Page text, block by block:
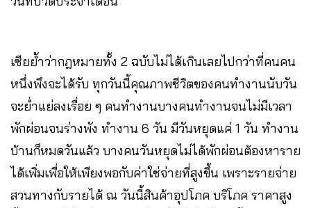
เซียย้ำว่ากฎหมายทั้ง 2 ฉบับไม่ได้เกินเลยไปกว่าที่คนคน
หนึ่งพึงจะได้รับ ทุกวันนี้คุณภาพชีวิตของคนทำงานนับวัน
จะย่ำแย่ลงเรื่อย ๆ คนทำงานบางคนทำงานจนไม่มีเวลา
พักผ่อนจนร่างพัง ทำงาน 6 วัน มีวันหยุดแค่ 1 วัน ทำงาน
บ้านก็หมดวันแล้ว บางคนวันหยุดไม่ได้พักผ่อนต้องหาราย
ได้เพิ่มเพื่อให้เพียงพอกับค่าใช่จ่ายที่สูงขึ้น เพราะรายจ่าย
สวนทางกับรายได้ ณ วันนี้สินค้าอุปโภค บริโภค ราคาสูง